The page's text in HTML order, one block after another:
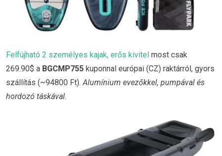
Felfújható 2 személyes kajak, erős kivitel most csak
269.90$ a BGCMP755 kuponnal európai (CZ) raktárról, gyors
szállítás (~94800 Ft). Alumínium evezőkkel, pumpával és
hordozó táskával.